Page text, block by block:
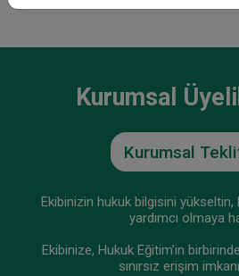
Kurumsal
Kurumsal
Ekibinizin hukuk bilgisini
yardımcı olmaya
Ekibinize, Hukuk Eğitim’in
sınırsız erişim